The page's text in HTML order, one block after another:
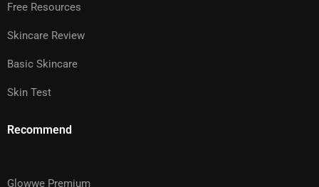
Free Resources
Skincare Review
Basic Skincare
Skin Test
Recommend
Glowwe Premium